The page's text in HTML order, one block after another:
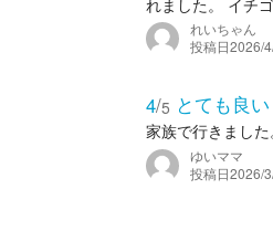
れました。 イチ
れいちゃん
投稿日2026/
4/5 とても良い
家族で行きまし
ゆいママ
投稿日2026/